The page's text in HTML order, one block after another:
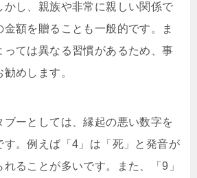
かし、親族や非常に親しい関係で
額を贈ることも一般的です。ま
っては異なる習慣があるため、事
めします。
ーとしては、縁起の悪い数字を
す。例えば「4」は「死」と発音が
ることが多いです。また、「9」